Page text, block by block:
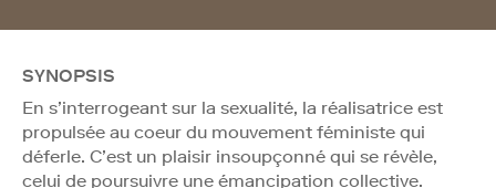
SYNOPSIS
En s’interrogeant sur la sexualité, la réalisatrice est
propulsée au coeur du mouvement féministe qui
déferle. C’est un plaisir insoupçonné qui se révèle,
celui de poursuivre une émancipation collective.